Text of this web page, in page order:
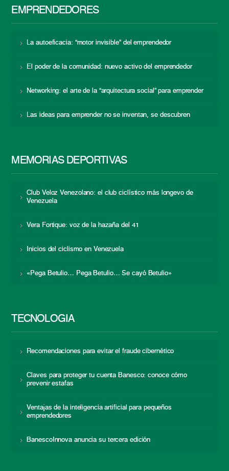
EMPRENDEDORES
La autoeficacia: “motor invisible” del emprendedor
El poder de la comunidad: nuevo activo del emprendedor
Networking: el arte de la “arquitectura social” para emprender
Las ideas para emprender no se inventan, se descubren
MEMORIAS DEPORTIVAS
Club Veloz Venezolano: el club ciclístico más longevo de
Venezuela
Vera Fortique: voz de la hazaña del 41
Inicios del ciclismo en Venezuela
«Pega Betulio… Pega Betulio… Se cayó Betulio»
TECNOLOGÍA
Recomendaciones para evitar el fraude cibernético
Claves para proteger tu cuenta Banesco: conoce cómo
prevenir estafas
Ventajas de la inteligencia artificial para pequeños
emprendedores
BanescoInnova anuncia su tercera edición